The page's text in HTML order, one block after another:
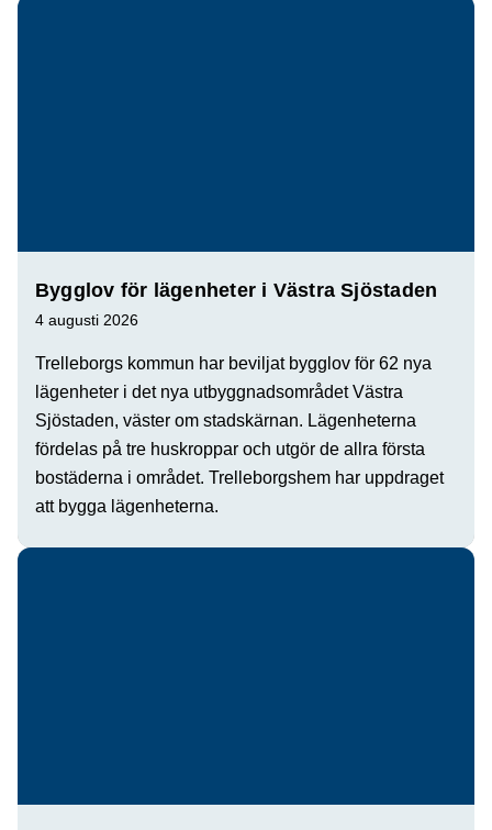
Bygglov för lägenheter i Västra Sjöstaden
4 augusti 2026
Trelleborgs kommun har beviljat bygglov för 62 nya
lägenheter i det nya utbyggnadsområdet Västra
Sjöstaden, väster om stadskärnan. Lägenheterna
fördelas på tre huskroppar och utgör de allra första
bostäderna i området. Trelleborgshem har uppdraget
att bygga lägenheterna.